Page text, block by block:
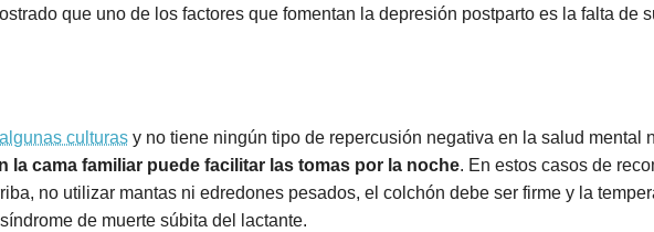
que uno de los factores que fomentan la depresión postparto es la falta de
culturas y no tiene ningún tipo de repercusión negativa en la salud mental
la cama familiar puede facilitar las tomas por la noche. En estos casos de
no utilizar mantas ni edredones pesados, el colchón debe ser firme y la
de muerte súbita del lactante.